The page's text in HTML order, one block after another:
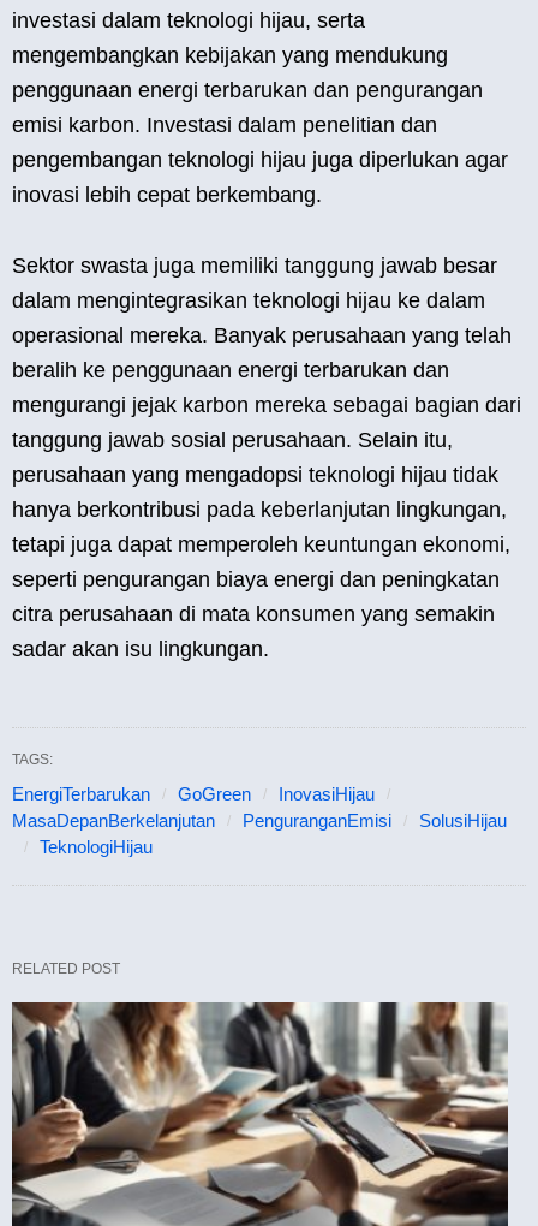
investasi dalam teknologi hijau, serta
mengembangkan kebijakan yang mendukung
penggunaan energi terbarukan dan pengurangan
emisi karbon. Investasi dalam penelitian dan
pengembangan teknologi hijau juga diperlukan agar
inovasi lebih cepat berkembang.
Sektor swasta juga memiliki tanggung jawab besar
dalam mengintegrasikan teknologi hijau ke dalam
operasional mereka. Banyak perusahaan yang telah
beralih ke penggunaan energi terbarukan dan
mengurangi jejak karbon mereka sebagai bagian dari
tanggung jawab sosial perusahaan. Selain itu,
perusahaan yang mengadopsi teknologi hijau tidak
hanya berkontribusi pada keberlanjutan lingkungan,
tetapi juga dapat memperoleh keuntungan ekonomi,
seperti pengurangan biaya energi dan peningkatan
citra perusahaan di mata konsumen yang semakin
sadar akan isu lingkungan.
TAGS:
EnergiTerbarukan GoGreen
InovasiHijau
MasaDepanBerkelanjutan
PenguranganEmisi
SolusiHijau
TeknologiHijau
RELATED POST